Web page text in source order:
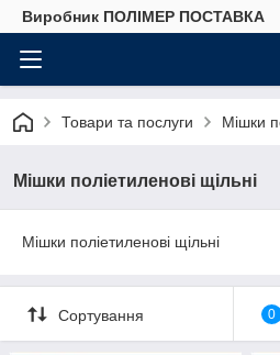
Виробник ПОЛІМЕР ПОСТАВКА
Товари та послуги Мішки
Мішки поліетиленові щільні
Мішки поліетиленові щільні
Сортування 0